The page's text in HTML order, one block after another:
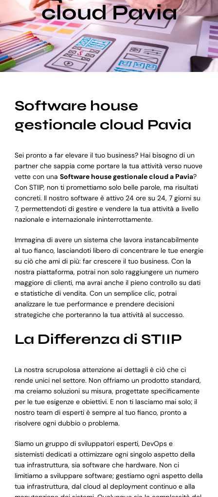
Blog
Supporto
cloud Pavia
Software house
gestionale cloud Pavia
Sei pronto a far elevare il tuo business? Hai bisogno di un
partner che sappia come portare la tua attività verso nuove
vette con una Software house gestionale cloud a Pavia?
Con STIIP, non ti promettiamo solo belle parole, ma risultati
concreti. Il nostro software è attivo 24 ore su 24, 7 giorni su
7, permettendoti di gestire e vendere la tua attività a livello
nazionale e internazionale ininterrottamente.
Immagina di avere un sistema che lavora instancabilmente
al tuo fianco, lasciandoti libero di concentrare le tue energie
su ciò che ami di più: far crescere il tuo business. Con la
nostra piattaforma, potrai non solo raggiungere un numero
maggiore di clienti, ma avrai anche il pieno controllo su dati
e statistiche di vendita. Con un semplice clic, potrai
analizzare le tue performance e prendere decisioni
strategiche che porteranno la tua attività al successo.
La Differenza di STIIP
La nostra scrupolosa attenzione ai dettagli è ciò che ci
rende unici nel settore. Non offriamo un prodotto standard,
ma creiamo soluzioni su misura, progettate specificamente
per le tue esigenze e obiettivi. E non ti lasciamo mai solo; il
nostro team di esperti è sempre al tuo fianco, pronto a
risolvere ogni dubbio o problema.
Siamo un gruppo di sviluppatori esperti, DevOps e
sistemisti dedicati a ottimizzare ogni singolo aspetto della
tua infrastruttura, sia software che hardware. Non ci
limitiamo a sviluppare software; gestiamo ogni aspetto della
tua infrastruttura, dal cloud al deployment continuo e alla